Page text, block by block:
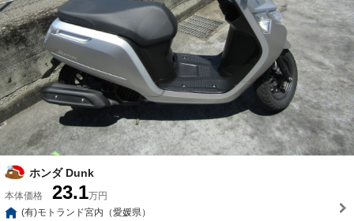
ホンダ Dunk
本体価格 23.1万円
(有)モトランド宮内（愛媛県）